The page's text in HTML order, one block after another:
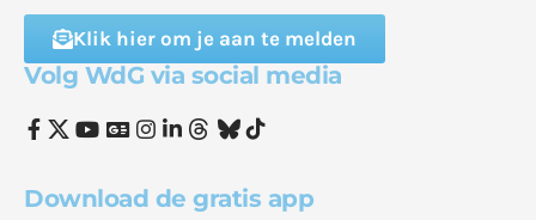
Klik hier om je aan te melden
Volg WdG via social media
Download de gratis app